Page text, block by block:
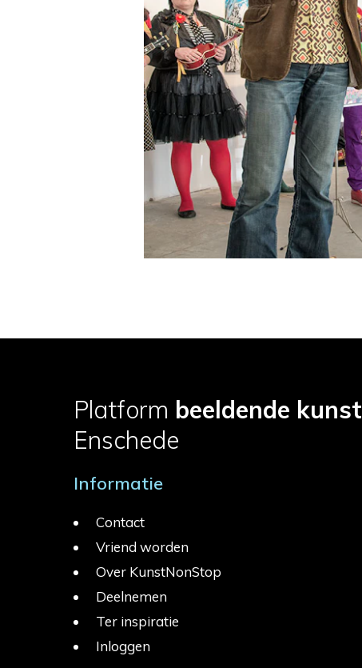
Platform beeldende kunst
Enschede
Informatie
Contact
Vriend worden
Over KunstNonStop
Deelnemen
Ter inspiratie
Inloggen